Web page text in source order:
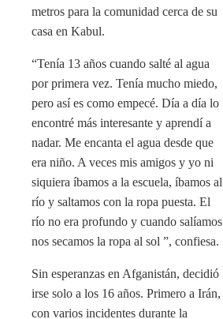
metros para la comunidad cerca de su
casa en Kabul.
“Tenía 13 años cuando salté al agua
por primera vez. Tenía mucho miedo,
pero así es como empecé. Día a día lo
encontré más interesante y aprendí a
nadar. Me encanta el agua desde que
era niño. A veces mis amigos y yo ni
siquiera íbamos a la escuela, íbamos al
río y saltamos con la ropa puesta. El
río no era profundo y cuando salíamos
nos secamos la ropa al sol ”, confiesa.
Sin esperanzas en Afganistán, decidió
irse solo a los 16 años. Primero a Irán,
con varios incidentes durante la